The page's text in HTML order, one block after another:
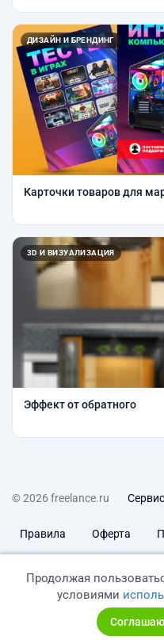
ДИЗАЙН И БРЕНДИНГ
Карточки товаров для
3D И ВИЗУАЛИЗАЦИЯ
Эффект от обратного
© 2026 freelance.ru
Правила Оферта
Продолжая
условиями